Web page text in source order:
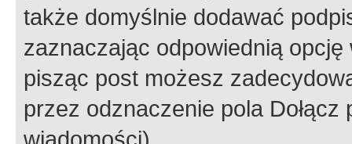
także domyślnie dodawać
zaznaczając odpowiednią
pisząc post możesz
przez odznaczenie pola